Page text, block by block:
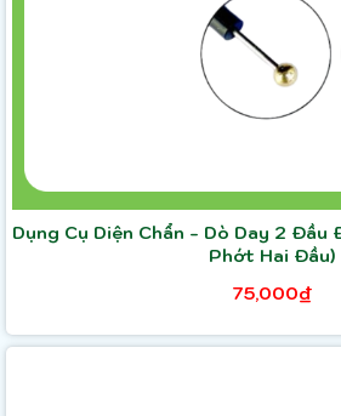
Dụng Cụ Diện Chẩn - Dò Day 2 Đầu
Phớt Hai Đầu)
75,000₫